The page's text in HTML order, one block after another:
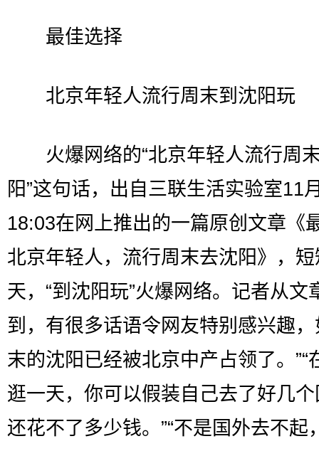
最佳选择
北京年轻人流行周末到沈阳玩
火爆网络的“北京年轻人流行周
阳”这句话，出自三联生活实验室11
18:03在网上推出的一篇原创文章《
北京年轻人，流行周末去沈阳》，
天，“到沈阳玩”火爆网络。记者从文
到，有很多话语令网友特别感兴趣，
末的沈阳已经被北京中产占领了。”“
逛一天，你可以假装自己去了好几
还花不了多少钱。”“不是国外去不起